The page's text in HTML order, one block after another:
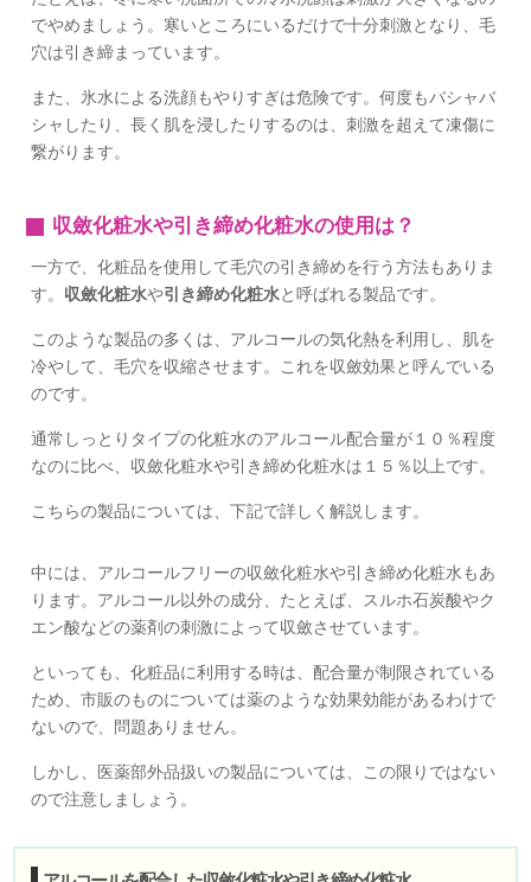
でやめましょう。寒いところにいるだけで十分刺激となり、毛
穴は引き締まっています。
また、氷水による洗顔もやりすぎは危険です。何度もバシャバ
シャしたり、長く肌を浸したりするのは、刺激を超えて凍傷に
繋がります。
収斂化粧水や引き締め化粧水の使用は？
一方で、化粧品を使用して毛穴の引き締めを行う方法もありま
す。 収斂化粧水や引き締め化粧水と呼ばれる製品です。
このような製品の多くは、アルコールの気化熱を利用し、肌を
冷やして、毛穴を収縮させます。これを収斂効果と呼んでいる
のです。
通常しっとりタイプの化粧水のアルコール配合量が１０％程度
なのに比べ、収斂化粧水や引き締め化粧水は１５％以上です。
こちらの製品については、下記で詳しく解説します。
中には、アルコールフリーの収斂化粧水や引き締め化粧水もあ
ります。アルコール以外の成分、たとえば、スルホ石炭酸やク
エン酸などの薬剤の刺激によって収斂させています。
といっても、化粧品に利用する時は、配合量が制限されている
ため、市販のものについては薬のような効果効能があるわけで
ないので、問題ありません。
しかし、医薬部外品扱いの製品については、この限りではない
ので注意しましょう。